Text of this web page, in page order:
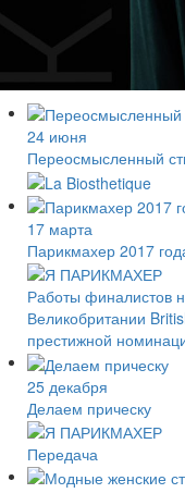
24 июня
Переосмысленный
17 марта
Парикмахер 2017
Работы финалистов
Великобритании
престижной
25 декабря
Делаем прическу
Передача